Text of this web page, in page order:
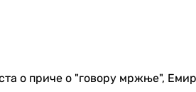
о приче о "говору мржње", Емир